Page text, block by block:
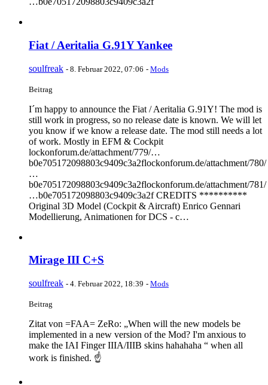
Fiat / Aeritalia G.91Y Yankee
soulfreak - 8. Februar 2022, 07:06 - Mods
Beitrag
I´m happy to announce the Fiat / Aeritalia G.91Y! The mod is
still work in progress, so no release date is known. We will let
you know if we know a release date. The mod still needs a lot
of work. Mostly in EFM & Cockpit
lockonforum.de/attachment/779/…
b0e705172098803c9409c3a2flockonforum.de/attachment/780/
…
b0e705172098803c9409c3a2flockonforum.de/attachment/781/
…b0e705172098803c9409c3a2f CREDITS **********
Original 3D Model (Cockpit & Aircraft) Enrico Gennari
Modellierung, Animationen for DCS - c…
Mirage III C+S
soulfreak - 4. Februar 2022, 18:39 - Mods
Beitrag
Zitat von =FAA= ZeRo: „When will the new models be
implemented in a new version of the Mod? I'm anxious to
make the IAI Finger IIIA/IIIB skins hahahaha “ when all
work is finished. ☝️